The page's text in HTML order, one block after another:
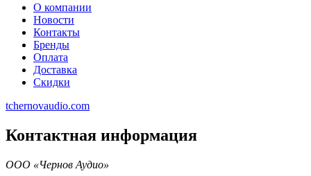
О компании
Новости
Контакты
Бренды
Оплата
Доставка
Скидки
tchernovaudio.com
Контактная информация
ООО «Чернов Аудио»